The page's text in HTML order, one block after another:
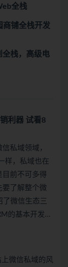
全栈
商铺全栈开发
全栈，高级电
利器 试看8
私域领域，
样，私域也在
目前不可多得
要了解整个微
了微信生态三
的基本开发…
微信私域的风